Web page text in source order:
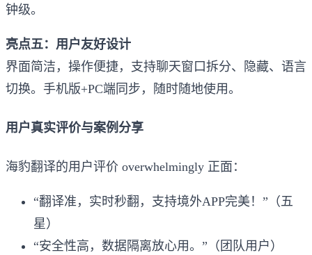
钟级。
亮点五：用户友好设计
界面简洁，操作便捷，支持聊天窗口拆分、隐藏、语言
切换。手机版+PC端同步，随时随地使用。
用户真实评价与案例分享
海豹翻译的用户评价 overwhelmingly 正面：
“翻译准，实时秒翻，支持境外APP完美！”（五
星）
“安全性高，数据隔离放心用。”（团队用户）